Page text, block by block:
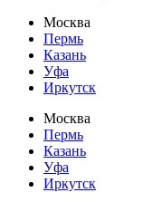
Москва
Пермь
Казань
Уфа
Иркутск
Москва
Пермь
Казань
Уфа
Иркутск